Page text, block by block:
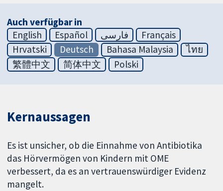
Auch verfügbar in
English
Español فارسی
Français
Hrvatski
Deutsch Bahasa Malaysia
ไทย
繁體中文
简体中文 Polski
Kernaussagen
Es ist unsicher, ob die Einnahme von Antibiotika
das Hörvermögen von Kindern mit OME
verbessert, da es an vertrauenswürdiger Evidenz
mangelt.